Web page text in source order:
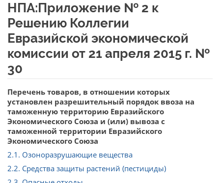
НПА:Приложение № 2 к
Решению Коллегии
Евразийской экономической
комиссии от 21 апреля 2015 г. №
30
Перейти к: навигация, поиск
Перечень товаров, в отношении которых
установлен разрешительный порядок ввоза на
таможенную территорию Евразийского
Экономического Союза и (или) вывоза с
таможенной территории Евразийского
Экономического Союза
2.1. Озоноразрушающие вещества
2.2. Средства защиты растений (пестициды)